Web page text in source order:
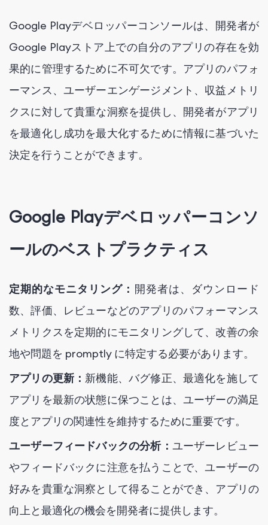
Google Playデベロッパーコンソールは、開発者が
Google Playストア上での自分のアプリの存在を効
果的に管理するために不可欠です。アプリのパフォ
ーマンス、ユーザーエンゲージメント、収益メトリ
クスに対して貴重な洞察を提供し、開発者がアプリ
を最適化し成功を最大化するために情報に基づいた
決定を行うことができます。
Google Playデベロッパーコンソ
ールのベストプラクティス
定期的なモニタリング： 開発者は、ダウンロード
数、評価、レビューなどのアプリのパフォーマンス
メトリクスを定期的にモニタリングして、改善の余
地や問題を promptly に特定する必要があります。
アプリの更新： 新機能、バグ修正、最適化を施して
アプリを最新の状態に保つことは、ユーザーの満足
度とアプリの関連性を維持するために重要です。
ユーザーフィードバックの分析： ユーザーレビュー
やフィードバックに注意を払うことで、ユーザーの
好みを貴重な洞察として得ることができ、アプリの
向上と最適化の機会を開発者に提供します。